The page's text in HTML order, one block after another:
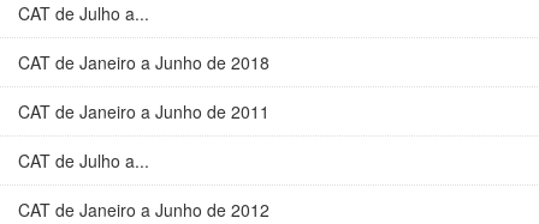
CAT de Julho a...
CAT de Janeiro a Junho de 2018
CAT de Janeiro a Junho de 2011
CAT de Julho a...
CAT de Janeiro a Junho de 2012